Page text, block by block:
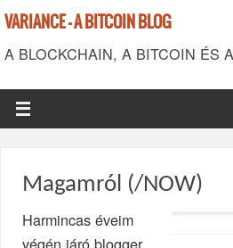
VARIANCE - A BITCOIN BLOG
A BLOCKCHAIN, A BITCOIN ÉS
Magamról (/NOW)
Harmincas éveim